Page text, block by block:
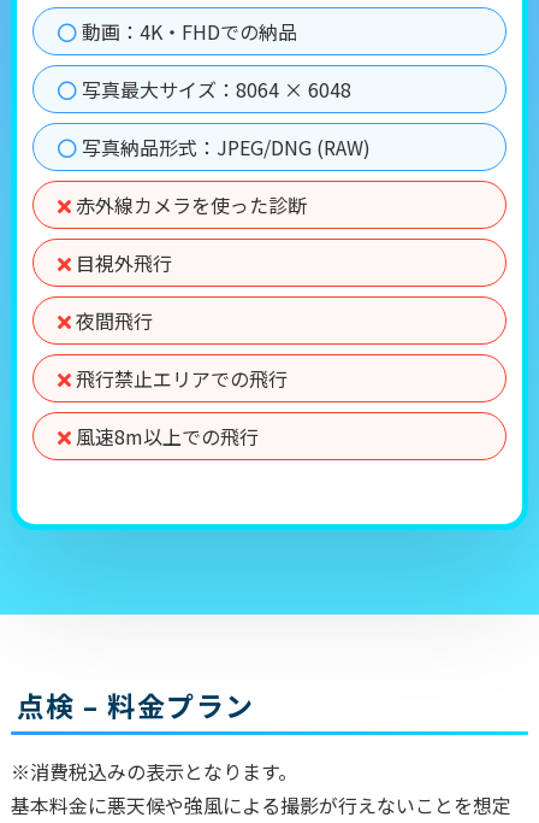
動画：4K・FHDでの納品
写真最大サイズ：8064 × 6048
写真納品形式：JPEG/DNG (RAW)
赤外線カメラを使った診断
目視外飛行
夜間飛行
飛行禁止エリアでの飛行
風速8m以上での飛行
点検 – 料金プラン
※消費税込みの表示となります。
基本料金に悪天候や強風による撮影が行えないことを想定